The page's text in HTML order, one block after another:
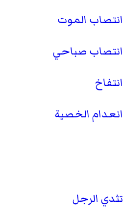
انتصاب الموت
انتصاب صباحي
انتفاخ
انعدام الخصية
تثدي الرجل